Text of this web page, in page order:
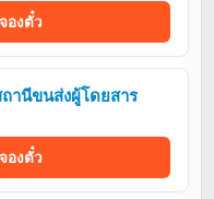
องตั๋ว
านีขนส่งผู้โดยสาร
องตั๋ว